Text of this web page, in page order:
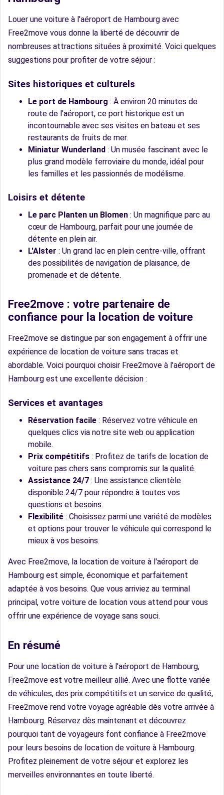
Louer une voiture à l'aéroport de Hambourg avec
Free2move vous donne la liberté de découvrir de
nombreuses attractions situées à proximité. Voici quelques
suggestions pour profiter de votre séjour :
Sites historiques et culturels
Le port de Hambourg : À environ 20 minutes de
route de l'aéroport, ce port historique est un
incontournable avec ses visites en bateau et ses
restaurants de fruits de mer.
Miniatur Wunderland : Un musée fascinant avec le
plus grand modèle ferroviaire du monde, idéal pour
les familles et les passionnés de modélisme.
Loisirs et détente
Le parc Planten un Blomen : Un magnifique parc au
cœur de Hambourg, parfait pour une journée de
détente en plein air.
L'Alster : Un grand lac en plein centre-ville, offrant
des possibilités de navigation de plaisance, de
promenade et de détente.
Free2move : votre partenaire de
confiance pour la location de voiture
Free2move se distingue par son engagement à offrir une
expérience de location de voiture sans tracas et
abordable. Voici pourquoi choisir Free2move à l'aéroport de
Hambourg est une excellente décision :
Services et avantages
Réservation facile : Réservez votre véhicule en
quelques clics via notre site web ou application
mobile.
Prix compétitifs : Profitez de tarifs de location de
voiture pas chers sans compromis sur la qualité.
Assistance 24/7 : Une assistance clientèle
disponible 24/7 pour répondre à toutes vos
questions et besoins.
Flexibilité : Choisissez parmi une variété de modèles
et options pour trouver le véhicule qui correspond le
mieux à vos besoins.
Avec Free2move, la location de voiture à l'aéroport de
Hambourg est simple, économique et parfaitement
adaptée à vos besoins. Que vous arriviez au terminal
principal, votre voiture de location vous attend pour vous
offrir une expérience de voyage sans souci.
En résumé
Pour une location de voiture à l'aéroport de Hambourg,
Free2move est votre meilleur allié. Avec une flotte variée
de véhicules, des prix compétitifs et un service de qualité,
Free2move rend votre voyage agréable dès votre arrivée à
Hambourg. Réservez dès maintenant et découvrez
pourquoi tant de voyageurs font confiance à Free2move
pour leurs besoins de location de voiture à Hambourg.
Profitez pleinement de votre séjour et explorez les
merveilles environnantes en toute liberté.